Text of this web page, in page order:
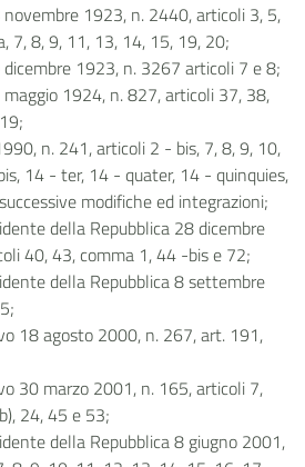
1923, n. 2440, articoli 3, 5,
7, 8, 9, 11, 13, 14, 15, 19, 20;
1923, n. 3267 articoli 7 e 8;
1924, n. 827, articoli 37, 38,
n. 241, articoli 2 - bis, 7, 8, 9, 10,
14 - ter, 14 - quater, 14 - quinquies,
modifiche ed integrazioni;
della Repubblica 28 dicembre
40, 43, comma 1, 44 -bis e 72;
della Repubblica 8 settembre
18 agosto 2000, n. 267, art. 191,
30 marzo 2001, n. 165, articoli 7,
24, 45 e 53;
della Repubblica 8 giugno 2001,